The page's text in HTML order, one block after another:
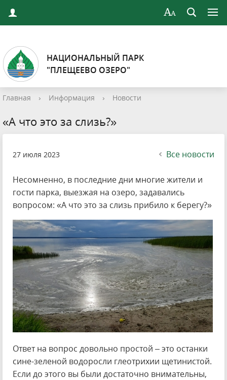
НАЦИОНАЛЬНЫЙ ПАРК
"ПЛЕЩЕЕВО ОЗЕРО"
Главная › Информация › Новости
«А что это за слизь?»
27 июля 2023 Все новости
Несомненно, в последние дни многие жители и
гости парка, выезжая на озеро, задавались
вопросом: «А что это за слизь прибило к берегу?»
Ответ на вопрос довольно простой – это останки
сине-зеленой водоросли глеотрихии щетинистой.
Если до этого вы были достаточно внимательны,